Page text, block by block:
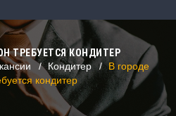
ТРЕБУЕТСЯ КОНДИТЕР
Кондитер
В городe
кондитер